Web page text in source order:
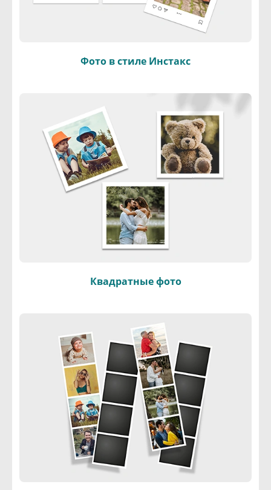
Фото в стиле Инстакс
Квадратные фото